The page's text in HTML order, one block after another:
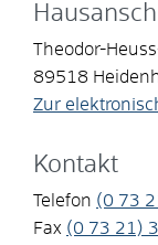
Theodor-
89518
Zur
Kontakt
Telefon (0 73
Fax (0 73 21) 3